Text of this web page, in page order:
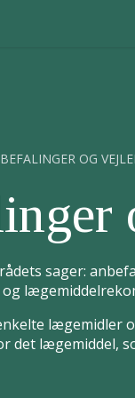
OG
sager:
lægemidler
det lægemiddel,